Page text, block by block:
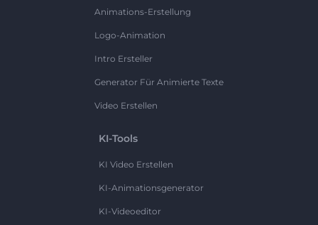
Animations-Erstellung
Logo-Animation
Intro Ersteller
Generator Für Animierte Texte
Video Erstellen
KI-Tools
KI Video Erstellen
KI-Animationsgenerator
KI-Videoeditor